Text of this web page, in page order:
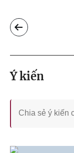
Ý kiến